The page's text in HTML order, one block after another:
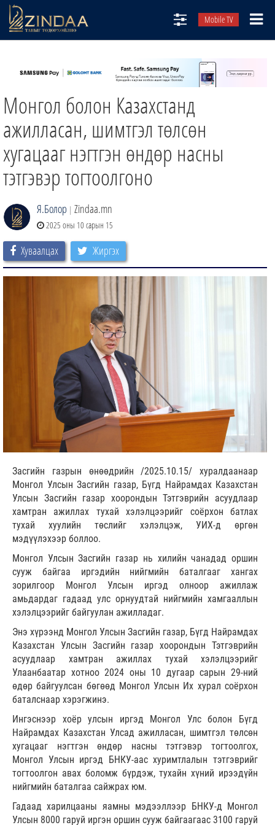
Mobile TV
ТВ8
ӨГЛӨӨНИЙ СОНИН
Монгол болон Казахстанд
ажилласан, шимтгэл төлсөн
хугацааг нэгтгэн өндөр насны
тэтгэвэр тогтоолгоно
Я.Болор | Zindaa.mn
2025 оны 10 сарын 15
Хуваалцах Жиргэх
Засгийн газрын өнөөдрийн /2025.10.15/ хуралдаанаар
Монгол Улсын Засгийн газар, Бүгд Найрамдах Казахстан
Улсын Засгийн газар хоорондын Тэтгэврийн асуудлаар
хамтран ажиллах тухай хэлэлцээрийг соёрхон батлах
тухай хуулийн төслийг хэлэлцэж, УИХ-д өргөн
мэдүүлэхээр боллоо.
Монгол Улсын Засгийн газар нь хилийн чанадад оршин
сууж байгаа иргэдийн нийгмийн баталгааг хангах
зорилгоор Монгол Улсын иргэд олноор ажиллаж
амьдардаг гадаад улс орнуудтай нийгмийн хамгааллын
хэлэлцээрийг байгуулан ажилладаг.
Энэ хүрээнд Монгол Улсын Засгийн газар, Бүгд Найрамдах
Казахстан Улсын Засгийн газар хоорондын Тэтгэврийн
асуудлаар хамтран ажиллах тухай хэлэлцээрийг
Улаанбаатар хотноо 2024 оны 10 дугаар сарын 29-ний
өдөр байгуулсан бөгөөд Монгол Улсын Их хурал соёрхон
баталснаар хэрэгжинэ.
Ингэснээр хоёр улсын иргэд Монгол Улс болон Бүгд
Найрамдах Казахстан Улсад ажилласан, шимтгэл төлсөн
хугацааг нэгтгэн өндөр насны тэтгэвэр тогтоолгох,
Монгол Улсын иргэд БНКУ-аас хуримтлалын тэтгэврийг
тогтоолгон авах боломж бүрдэж, тухайн хүний ирээдүйн
нийгмийн баталгаа сайжрах юм.
Гадаад харилцааны яамны мэдээллээр БНКУ-д Монгол
Улсын 8000 гаруй иргэн оршин сууж байгаагаас 3100 гаруй